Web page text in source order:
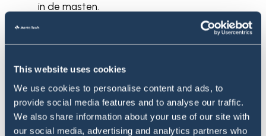
This website uses cookies
We use cookies to personalise content and ads, to
provide social media features and to analyse our traffic.
We also share information about your use of our site with
our social media, advertising and analytics partners who
in de masten.
Een horeca overkapping is semi-
permanent en wordt geleverd in een tas
van 0,5 vierkante meter die tien tot
dertig kilogram weegt. Bij de laatste
afspraak wordt u geïnstrueerd hoe deze